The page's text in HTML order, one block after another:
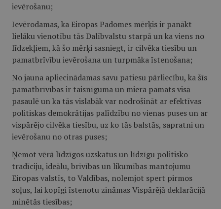
ievērošanu;
Ievērodamas, ka Eiropas Padomes mērķis ir panākt
lielāku vienotību tās Dalībvalstu starpā un ka viens no
līdzekļiem, kā šo mērķi sasniegt, ir cilvēka tiesību un
pamatbrīvību ievērošana un turpmāka īstenošana;
No jauna apliecinādamas savu patiesu pārliecību, ka šīs
pamatbrīvības ir taisnīguma un miera pamats visā
pasaulē un ka tās vislabāk var nodrošināt ar efektīvas
politiskas demokrātijas palīdzību no vienas puses un ar
vispārējo cilvēka tiesību, uz ko tās balstās, sapratni un
ievērošanu no otras puses;
Ņemot vērā līdzīgos uzskatus un līdzīgu politisko
tradīciju, ideālu, brīvības un likumības mantojumu
Eiropas valstīs, to Valdības, nolemjot spert pirmos
soļus, lai kopīgi īstenotu zināmas Vispārējā deklarācijā
minētās tiesības;